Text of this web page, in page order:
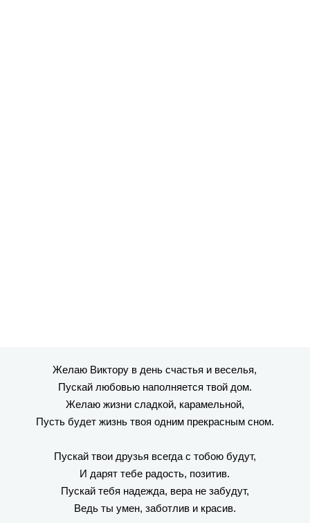
Желаю Виктору в день счастья и веселья,
Пускай любовью наполняется твой дом.
Желаю жизни сладкой, карамельной,
Пусть будет жизнь твоя одним прекрасным сном.
Пускай твои друзья всегда с тобою будут,
И дарят тебе радость, позитив.
Пускай тебя надежда, вера не забудут,
Ведь ты умен, заботлив и красив.